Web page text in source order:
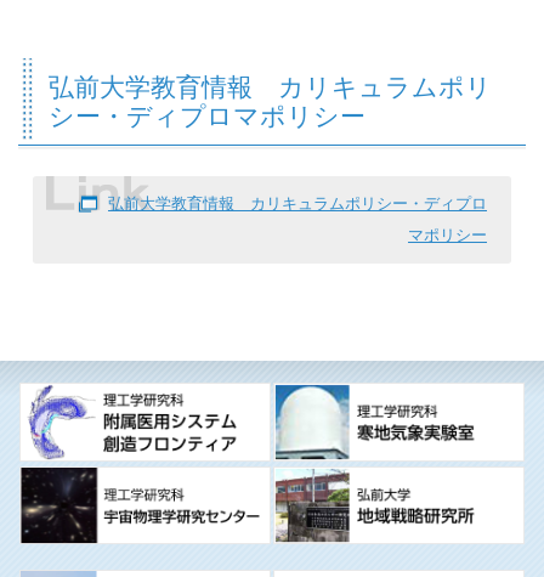
弘前大学教育情報 カリキュラムポリ
シー・ディプロマポリシー
弘前大学教育情報 カリキュラムポリシー・ディプロ
マポリシー